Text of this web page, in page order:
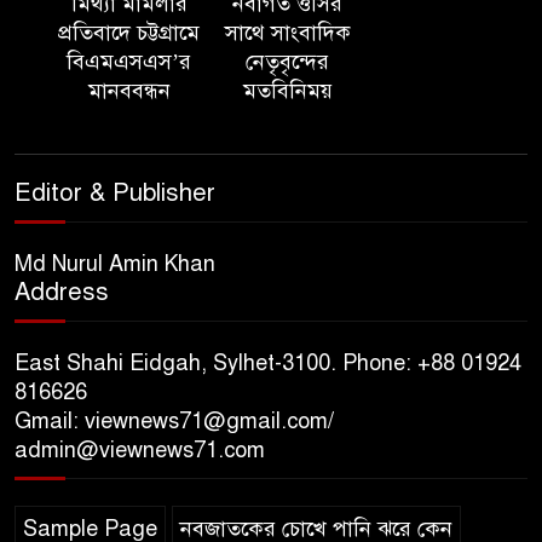
‘সমন্বিত উদ্যোগেই গড়ে উঠবে
আধুনিক সিলেট’ – বাণিজ্যমন্ত্রী
আয়োজন ‘শ্রাবনের মেঘগুলো’
গভীর শ্রদ্ধা নিবেদন
শতাংশই সিলেটি
হাসপাতালে ৩৫১ জন
প্রতিবাদে চট্টগ্রামে
বিএমএসএস’র
মানববন্ধন
সাথে সাংবাদিক
নেতৃবৃন্দের
মতবিনিময়
Editor & Publisher
Md Nurul Amin Khan
Address
East Shahi Eidgah, Sylhet-3100. Phone: +88 01924
816626
Gmail: viewnews71@gmail.com/
admin@viewnews71.com
Sample Page নবজাতকের চোখে পানি ঝরে কেন